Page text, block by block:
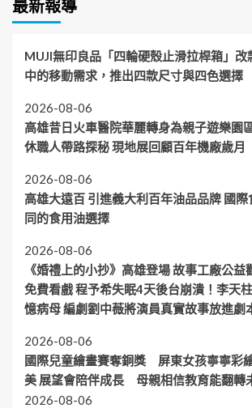
最新報導
MUJI無印良品「四輪硬殼止滑拉桿箱」改
中的移動需求，推出四款尺寸與四色選擇
2026-08-06
高雄昔日火車醫院華麗轉身為親子遊樂園
休職人帶路探秘 現地展回顧百年機廠歲月
2026-08-06
高雄大遠百 引進義大利百年油品品牌 國
同的食用油選擇
2026-08-06
《婚禮上的小抄》高雄登場 故事工廠公益
免費看戲 程予希失眠4天後台崩潰！李天
憶病母 編劇劉中薇將演員真實故事放進劇
2026-08-06
國際兒童繪畫賽奪銅獎 屏東女孩寧寧彩
美 展望會陪伴成長 母親相信教育能翻轉
2026-08-06